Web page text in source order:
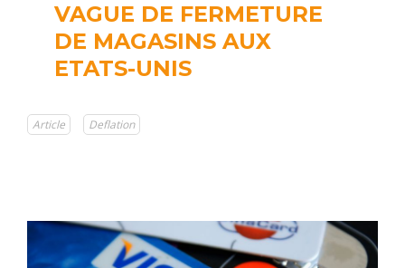
VAGUE DE FERMETURE
DE MAGASINS AUX
ETATS-UNIS
Article Deflation